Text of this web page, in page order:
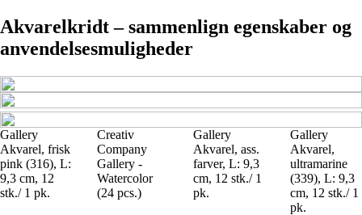
Akvarelkridt – sammenlign egenskaber og
anvendelsesmuligheder
Gallery
Akvarel, frisk
pink (316), L:
9,3 cm, 12
stk./ 1 pk.
Creativ
Company
Gallery -
Watercolor
(24 pcs.)
Gallery
Akvarel, ass.
farver, L: 9,3
cm, 12 stk./ 1
pk.
Gallery
Akvarel,
ultramarine
(339), L: 9,3
cm, 12 stk./ 1
pk.